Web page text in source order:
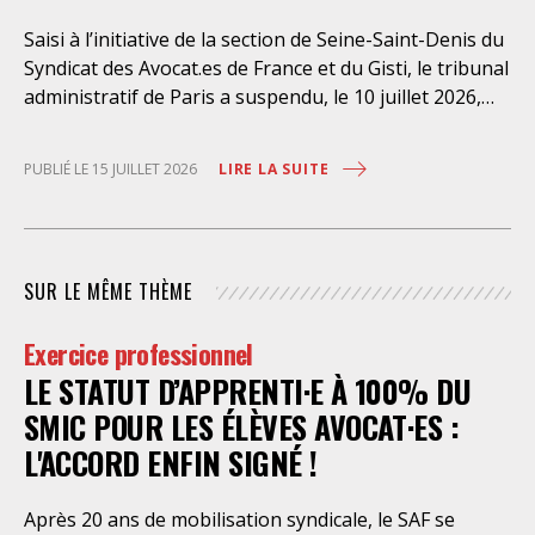
Saisi à l’initiative de la section de Seine-Saint-Denis du
Syndicat des Avocat.es de France et du Gisti, le tribunal
administratif de Paris a suspendu, le 10 juillet 2026,
œuvre de prestations d’information et d’assistance
juridique des étrangers maintenus dans les locaux de
droits fondamentaux des personnes retenues et
déontologiques régissant la profession d’avocat. Ainsi,
l’assistance dont bénéficient les personnes retenues,
limitée à trois heures de permanence téléphonique
quotidienne sauf le dimanche (la présence de l’avocat
dans les locaux n’étant prévue qu’à titre exceptionnel),
l’objet le retenu ainsi que les droits qui découlent de
PUBLIÉ LE 15 JUILLET 2026 LIRE LA SUITE
SUR LE MÊME THÈME
Exercice professionnel
LE STATUT D’APPRENTI·E À 100% DU
SMIC POUR LES ÉLÈVES AVOCAT·ES :
L'ACCORD ENFIN SIGNÉ !
Après 20 ans de mobilisation syndicale, le SAF se